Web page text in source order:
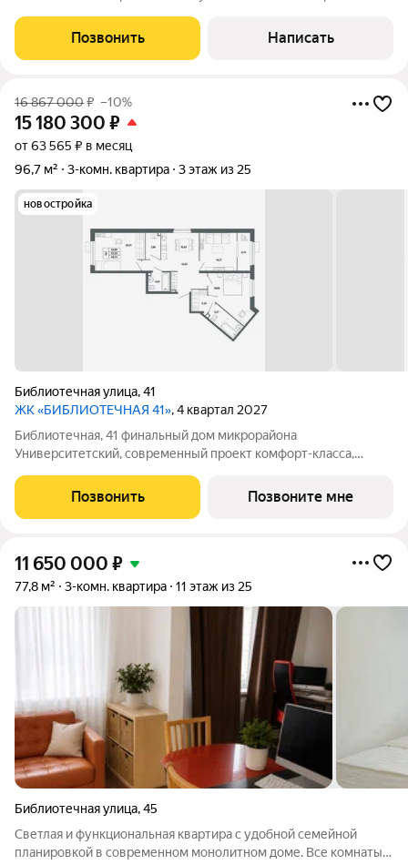
панорамные окна, утепленная лоджия, установлена
современная сантехника.В доме
Позвонить Написать
16 867 000₽ –10%
15 180 300 ₽
от 63 565 ₽ в месяц
96,7 м²
3-комн. квартира 3 этаж из 25
новостройка
Библиотечная улица,41
ЖК «БИБЛИОТЕЧНАЯ 41», 4 квартал 2027
Библиотечная, 41 финальный дом микрорайона
Университетский, современный проект комфорт-класса,
«Первостроитель». Дом органично вписался в микрорайон,
став его естественным продолжением и унаследовав все
Позвонить Позвоните мне
11 650 000 ₽
77,8 м² 3-комн. квартира 11 этаж из 25
Библиотечная улица,45
Светлая и функциональная квартира с удобной семейной
планировкой в современном монолитном доме. Все комнаты